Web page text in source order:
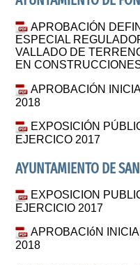
APROBACIÓN
ESPECIAL
VALLADO DE
EN
APROBACIÓN
2018
EXPOSICIÓN
EJERCICO 2017
AYUNTAMIENTO DE
EXPOSICION
EJERCICIO 2017
APROBACIóN
2018